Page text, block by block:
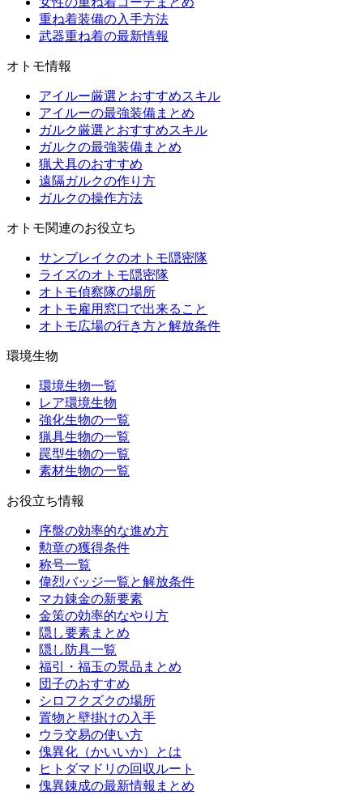
重ね着装備の入手方法
武器重ね着の最新情報
オトモ情報
アイルー厳選とおすすめスキル
アイルーの最強装備まとめ
ガルク厳選とおすすめスキル
ガルクの最強装備まとめ
猟犬具のおすすめ
遠隔ガルクの作り方
ガルクの操作方法
オトモ関連のお役立ち
サンブレイクのオトモ隠密隊
ライズのオトモ隠密隊
オトモ偵察隊の場所
オトモ雇用窓口で出来ること
オトモ広場の行き方と解放条件
環境生物
環境生物一覧
レア環境生物
強化生物の一覧
猟具生物の一覧
罠型生物の一覧
素材生物の一覧
お役立ち情報
序盤の効率的な進め方
勲章の獲得条件
称号一覧
偉烈バッジ一覧と解放条件
マカ錬金の新要素
金策の効率的なやり方
隠し要素まとめ
隠し防具一覧
福引・福玉の景品まとめ
団子のおすすめ
シロフクズクの場所
置物と壁掛けの入手
ウラ交易の使い方
傀異化（かいいか）とは
ヒトダマドリの回収ルート
傀異錬成の最新情報まとめ